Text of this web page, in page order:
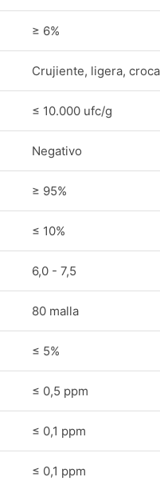
≥ 6%
Crujiente, ligera,
≤ 10.000 ufc/g
Negativo
≥ 95%
≤ 10%
6,0 - 7,5
80 malla
≤ 5%
≤ 0,5 ppm
≤ 0,1 ppm
≤ 0,1 ppm